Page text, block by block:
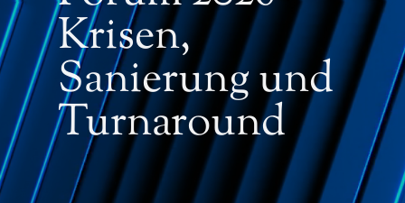
Krisen,
Sanierung und
Turnaround